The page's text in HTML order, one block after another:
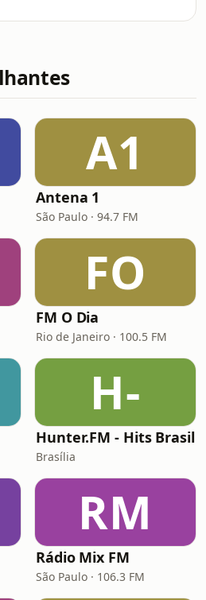
A1
Antena 1
São Paulo · 94.7 FM
FO
FM O Dia
Rio de Janeiro · 100.5 FM
H-
Hunter.FM - Hits Brasil
Brasília
RM
Rádio Mix FM
São Paulo · 106.3 FM